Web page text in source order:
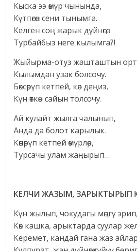
Кыска ээ өмүр чынында,
Күтпөгөн сени тынымга.
Келген соң жарык дүйнөгө,
Турбайбыз неге кылымга?!
Жыйырма-отуз жашташтын
Кылымдан узак болсочу.
Бөксөрүп кетпей, көл деңиз,
Күн өткөн сайын толсочу.
Ай кулайт жылга чалынып,
Анда да болот карылык.
Көөнөрүп кетпей өмүрлөр,
Турсачы улам жаңырып…
КЕЛЧИ ЖАЗЫМ, ЗАРЫКТЫРЫП
Күн жылып, чокудагы мөңгү эрип,
Көк кашка, арыктарда суулар
Керемет, кандай гана жаз